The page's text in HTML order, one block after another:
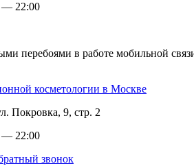
— 22:00
перебоями в работе мобильной
косметологии в Москве
Покровка, 9, стр. 2
— 22:00
звонок